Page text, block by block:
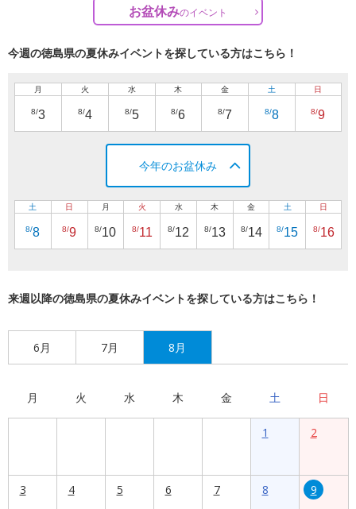
お盆休みのイベント
今週の徳島県の夏休みイベントを探している方はこちら！
月
8/3
火
8/4
水
8/5
木
8/6
金
8/7
土
8/8
日
8/9
今年のお盆休み
土
8/8
日
8/9
月
8/10
火
8/11
水
8/12
木
8/13
金
8/14
土
8/15
日
8/16
来週以降の徳島県の夏休みイベントを探している方はこちら！
6月 7月 8月
月 火 水 木 金 土 日
1 2
3 4 5 6 7 8 9